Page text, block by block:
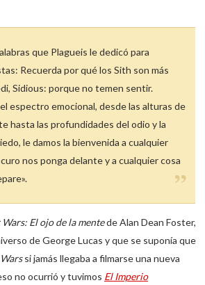
que Plagueis le dedicó para
Recuerda por qué los Sith son más
Sidious: porque no temen sentir.
espectro emocional, desde las alturas de
hasta las profundidades del odio y la
le damos la bienvenida a cualquier
nos ponga delante y a cualquier cosa
Wars: El ojo de la mentede Alan Dean Foster,
de George Lucas y que se suponía que
si jamás llegaba a filmarse una nueva
no ocurrió y tuvimos El Imperio